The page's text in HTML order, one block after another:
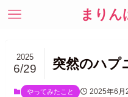
まりん
突然のハプ
2025
6/29
やってみたこと 2025年6月